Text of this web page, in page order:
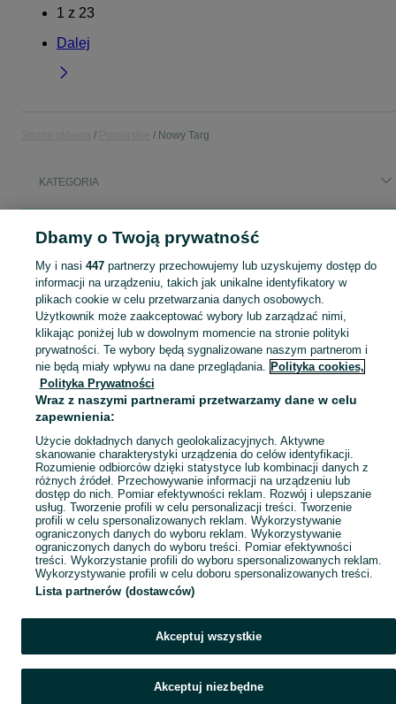
1 z 23
Dalej
Nowy Targ
KATEGORIA
smartphone specjalista do spraw kadr i płac
car play osy sprzedam auto
Skorzystaj z największego serwisu ogłoszeniowego - Nowy Targ i okolice! Kupuj to, czego pragniesz i sprzedawaj to, czego już nie potrzebujesz! Zobacz
Mapa kategorii
Mapa miejscowości
Mapa ministron
Popularne wyszukiwania
Dbamy o Twoją prywatność
My i nasi 447partnerzy przechowujemy lub uzyskujemy dostęp do
informacji na urządzeniu, takich jak unikalne identyfikatory w
plikach cookie w celu przetwarzania danych osobowych.
Użytkownik może zaakceptować wybory lub zarządzać nimi,
klikając poniżej lub w dowolnym momencie na stronie polityki
prywatności. Te wybory będą sygnalizowane naszym partnerom i
nie będą miały wpływu na dane przeglądania. Polityka cookies,
Polityka Prywatności
Wraz z naszymi partnerami przetwarzamy dane w celu
zapewnienia:
Użycie dokładnych danych geolokalizacyjnych. Aktywne
skanowanie charakterystyki urządzenia do celów identyfikacji.
Rozumienie odbiorców dzięki statystyce lub kombinacji danych z
różnych źródeł. Przechowywanie informacji na urządzeniu lub
dostęp do nich. Pomiar efektywności reklam. Rozwój i ulepszanie
usług. Tworzenie profili w celu personalizacji treści. Tworzenie
profili w celu spersonalizowanych reklam. Wykorzystywanie
ograniczonych danych do wyboru reklam. Wykorzystywanie
ograniczonych danych do wyboru treści. Pomiar efektywności
treści. Wykorzystanie profili do wyboru spersonalizowanych reklam.
Wykorzystywanie profili w celu doboru spersonalizowanych treści.
Lista partnerów (dostawców)
Akceptuj wszystkie
Akceptuj niezbędne